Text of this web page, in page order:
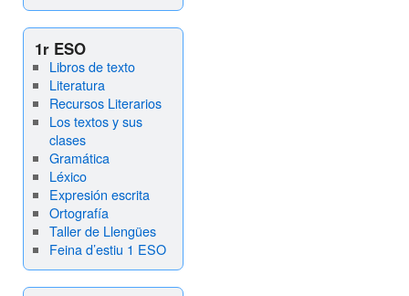
1r ESO
Libros de texto
Literatura
Recursos Literarios
Los textos y sus
clases
Gramática
Léxico
Expresión escrita
Ortografía
Taller de Llengües
Feina d’estiu 1 ESO